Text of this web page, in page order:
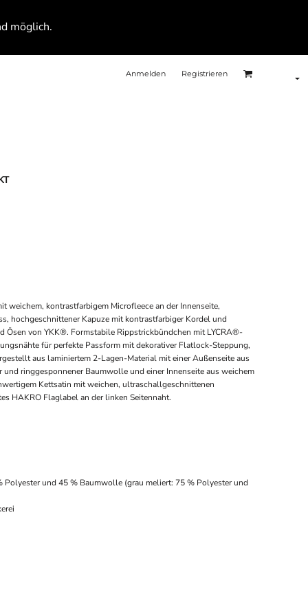
möglich.
Anmelden Registrieren
weichem, kontrastfarbigem Microfleece an der Innenseite,
hochgeschnittener Kapuze mit kontrastfarbiger Kordel und
Ösen von YKK®. Formstabile Rippstrickbündchen mit LYCRA®-
für perfekte Passform mit dekorativer Flatlock-Steppung,
aus laminiertem 2-Lagen-Material mit einer Außenseite aus
ringgesponnener Baumwolle und einer Innenseite aus weichem
Kettsatin mit weichen, ultraschallgeschnittenen
HAKRO Flaglabel an der linken Seitennaht.
Polyester und 45 % Baumwolle (grau meliert: 75 % Polyester und